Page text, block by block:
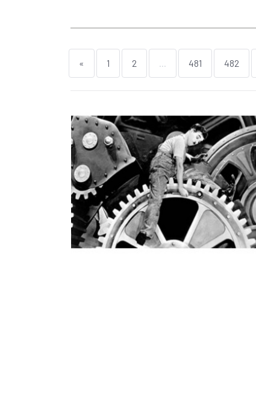
« 1 2 ... 481 482